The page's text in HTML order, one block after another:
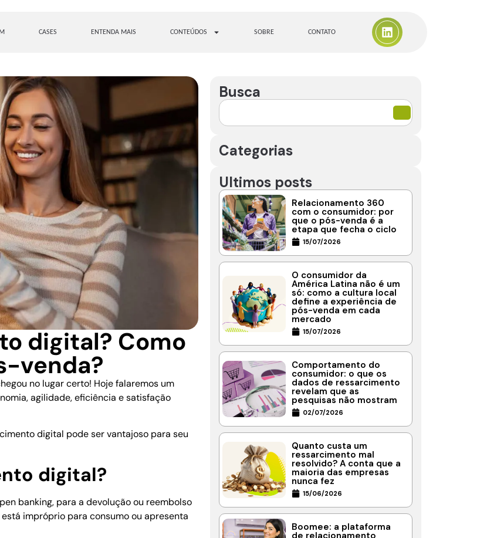
CASES ENTENDA MAIS CONTEÚDOS SOBRE CONTATO
digital? Como
venda?
no lugar certo! Hoje falaremos um
agilidade, eficiência e satisfação
digital pode ser vantajoso para seu
digital?
banking, para a devolução ou reembolso
impróprio para consumo ou apresenta
Busca
Categorias
Ultimos posts
Relacionamento 360
com o consumidor: por
que o pós-venda é a
etapa que fecha o ciclo
15/07/2026
O consumidor da
América Latina não é um
só: como a cultura local
define a experiência de
pós-venda em cada
mercado
15/07/2026
Comportamento do
consumidor: o que os
dados de ressarcimento
revelam que as
pesquisas não mostram
02/07/2026
Quanto custa um
ressarcimento mal
resolvido? A conta que a
maioria das empresas
nunca fez
15/06/2026
Boomee: a plataforma